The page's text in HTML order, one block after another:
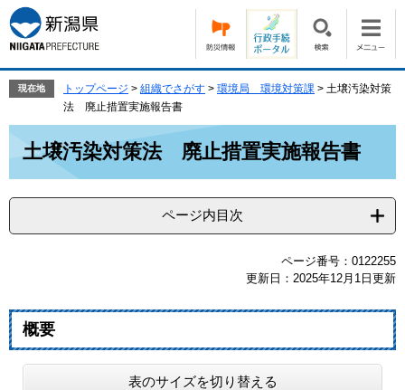
ー
ジ
の
で
ニ
ュ
ー
ば
本
文
現在地 トップページ > 組織でさがす > 環境局 環境対策課 > 土壌汚染対策
法 廃止措置実施報告書
土壌汚染対策法 廃止措置実施報告書
ページ内目次
ページ番号：0122255
更新日：2025年12月1日更新
概要
表のサイズを切り替える